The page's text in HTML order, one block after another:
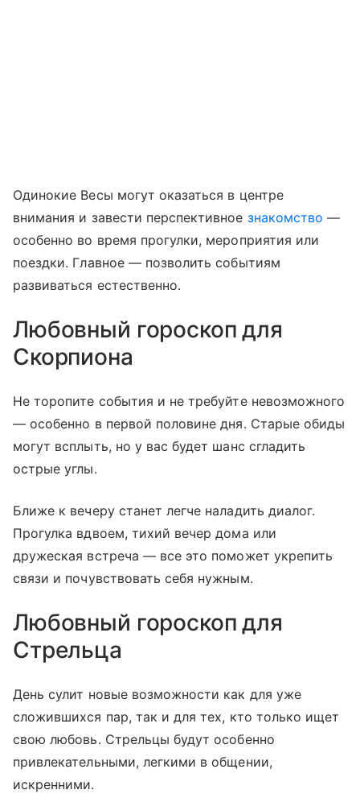
Одинокие Весы могут оказаться в центре
внимания и завести перспективное знакомство —
особенно во время прогулки, мероприятия или
поездки. Главное — позволить событиям
развиваться естественно.
Любовный гороскоп для
Скорпиона
Не торопите события и не требуйте невозможного
— особенно в первой половине дня. Старые обиды
могут всплыть, но у вас будет шанс сгладить
острые углы.
Ближе к вечеру станет легче наладить диалог.
Прогулка вдвоем, тихий вечер дома или
дружеская встреча — все это поможет укрепить
связи и почувствовать себя нужным.
Любовный гороскоп для
Стрельца
День сулит новые возможности как для уже
сложившихся пар, так и для тех, кто только ищет
свою любовь. Стрельцы будут особенно
привлекательными, легкими в общении,
искренними.